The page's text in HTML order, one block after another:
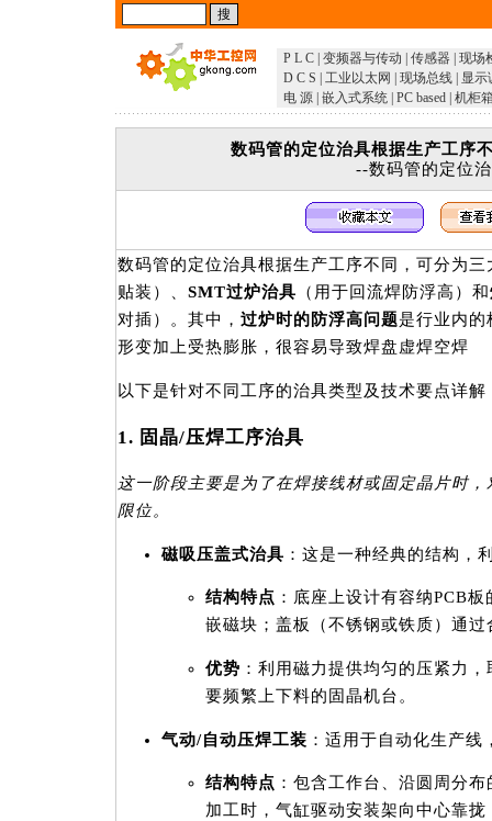
P L C 变频器与传动 传感器 现场
D C S
工业以太网 现场总线
显示
电 源 嵌入式系统 PC based 机柜
数码管的定位治具根据生产工序
--数码管的定位
数码管的定位治具根据生产工序不同，可分为三
贴装）、 SMT过炉治具 （用于回流焊防浮高）和
对插）。其中， 过炉时的防浮高问题是行业内
形变加上受热膨胀，很容易导致焊盘虚焊空焊
以下是针对不同工序的治具类型及技术要点详解
1. 固晶/压焊工序治具
这一阶段主要是为了在焊接线材或固定晶片时
限位。
磁吸压盖式治具 ：这是一种经典的结构，
结构特点 ：底座上设计有容纳PCB
嵌磁块；盖板（不锈钢或铁质）通过
优势 ：利用磁力提供均匀的压紧力
要频繁上下料的固晶机台。
气动/自动压焊工装 ：适用于自动化生产
结构特点 ：包含工作台、沿圆周分
加工时，气缸驱动安装架向中心靠